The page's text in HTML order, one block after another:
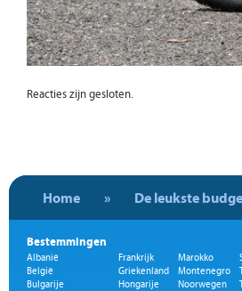
Reacties zijn gesloten.
Home » De leukste
Bestemmingen
Albanië
België
Bulgarije
Frankrijk
Griekenland
Hongarije
Marokko
Montenegro
Noorwegen